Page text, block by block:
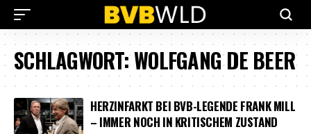
SCHLAGWORT:WOLFGANG DE BEER
HERZINFARKT BEI BVB-LEGENDE FRANK MILL
– IMMER NOCH IN KRITISCHEM ZUSTAND